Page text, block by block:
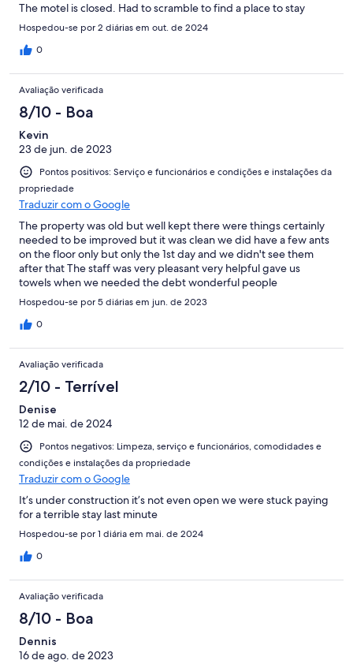
The motel is closed. Had to scramble to find a place to stay
Hospedou-se por 2 diárias em out. de 2024
0
Avaliação verificada
8/10 - Boa
Kevin
23 de jun. de 2023
Pontos positivos: Serviço e funcionários e condições e instalações da
propriedade
Traduzir com o Google
The property was old but well kept there were things certainly
needed to be improved but it was clean we did have a few ants
on the floor only but only the 1st day and we didn't see them
after that The staff was very pleasant very helpful gave us
towels when we needed the debt wonderful people
Hospedou-se por 5 diárias em jun. de 2023
0
Avaliação verificada
2/10 - Terrível
Denise
12 de mai. de 2024
Pontos negativos: Limpeza, serviço e funcionários, comodidades e
condições e instalações da propriedade
Traduzir com o Google
It’s under construction it’s not even open we were stuck paying
for a terrible stay last minute
Hospedou-se por 1 diária em mai. de 2024
0
Avaliação verificada
8/10 - Boa
Dennis
16 de ago. de 2023